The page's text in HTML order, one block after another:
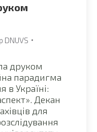
DNUVS
друком
парадигма
в Україні:
Декан
для